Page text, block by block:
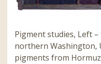
Pigment studies, Left
northern Washington,
pigments from